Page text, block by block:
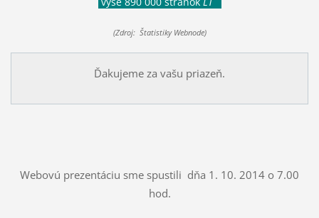
(Zdroj: Štatistiky Webnode)
Ďakujeme za vašu priazeň.
Webovú prezentáciu sme spustili dňa 1. 10. 2014 o 7.00
hod.